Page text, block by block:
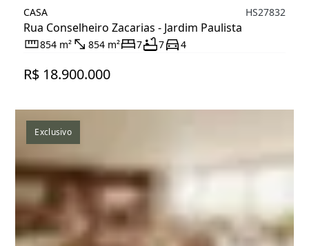
CASA
Rua Conselheiro Zacarias - Jardim Paulista
HS27832
854 m² 854 m² 7 7 4
R$ 18.900.000
Exclusivo